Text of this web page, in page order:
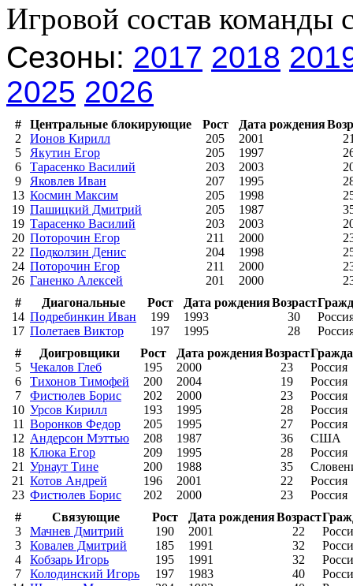
Игровой состав команды
Сезоны: 2017 2018
2025 2026
# Центральные блокирующие Рост Дата рождения
2
Ионов Кирилл 205 2001
5
Якутин Егор 205 1997
6
Тарасенко Василий 203 2003
9
Яковлев Иван 207 1995
13 Космин Максим 205 1998
19 Пашицкий Дмитрий 205 1987
19 Тарасенко Василий 203 2003
20 Поторочин Егор 211 2000
22 Подколзин Денис 204 1998
24 Поторочин Егор 211 2000
26 Ганенко Алексей 201 2000
#
Диагональные Рост Дата рожденияВозраст
14 Подребинкин Иван 199 1993 30
17 Полетаев Виктор 197 1995 28
#
Доигровщики Рост Дата рожденияВозраст
5
Чекалов Глеб 195 2000 23
Россия
6
Тихонов Тимофей 200 2004 19
Россия
7
Фистюлев Борис 202 2000 23
Россия
10 Урсов Кирилл 193 1995 28
Россия
11 Воронков Федор 205 1995 27
Россия
12 Андерсон Мэттью 208 1987 36
США
18 Клюка Егор 209 1995 28
Россия
21 Урнаут Тине 200 1988 35
21 Котов Андрей 196 2001 22
Россия
23 Фистюлев Борис 202 2000 23
Россия
#
Связующие Рост Дата рожденияВозраст
3
Мачнев Дмитрий 190 2001 22
3
Ковалев Дмитрий 185 1991 32
4
Кобзарь Игорь 195 1991 32
7
Колодинский Игорь 197 1983 40